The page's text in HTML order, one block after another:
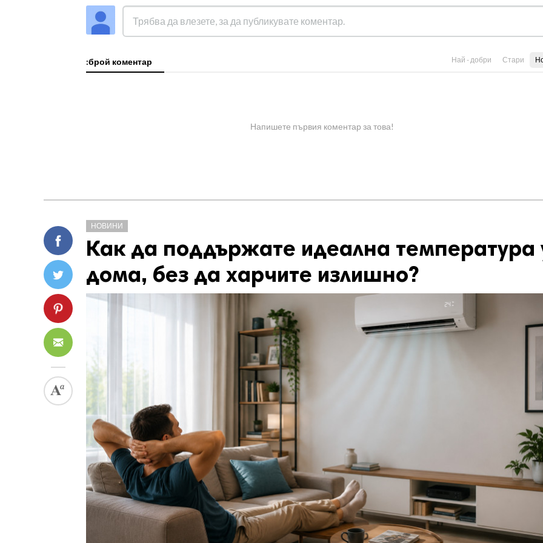
:брой коментар Най - добри Стари
Напишете първия коментар за това!
НОВИНИ
Как да поддържате идеална температура
дома, без да харчите излишно?